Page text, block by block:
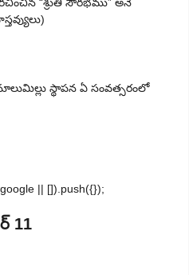
స్థాప‌న ఏ సంవత్సరంలో
|| []).push({});
11